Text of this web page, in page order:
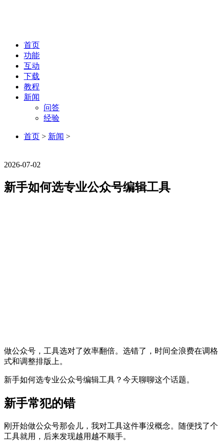
首页
功能
互动
下载
教程
新闻
问答
经验
首页 > 新闻 >
2026-07-02
新手如何选专业公众号编辑工具
做公众号，工具选对了效率翻倍。选错了，时间全浪费在调格
式和调整排版上。
新手如何选专业公众号编辑工具？今天聊聊这个话题。
新手常犯的错
刚开始做公众号那会儿，我对工具这件事没概念。随便找了个
工具就用，后来发现越用越不顺手。